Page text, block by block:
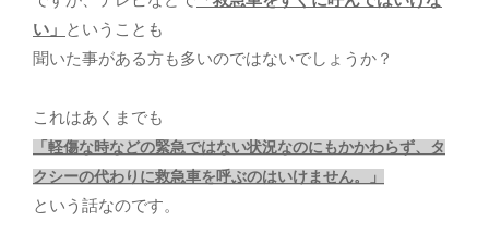
い」
ということも
聞いた事がある方も多いのではないでしょうか？
これはあくまでも
「軽傷な時などの緊急ではない状況なのにもかかわらず、タ
クシーの代わりに救急車を呼ぶのはいけません。」
という話なのです。